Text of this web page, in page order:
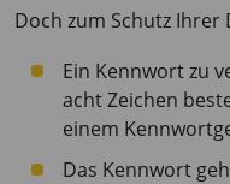
Doch zum Schutz
Ein Kennwort zu
acht Zeichen
einem
Das Kennwort